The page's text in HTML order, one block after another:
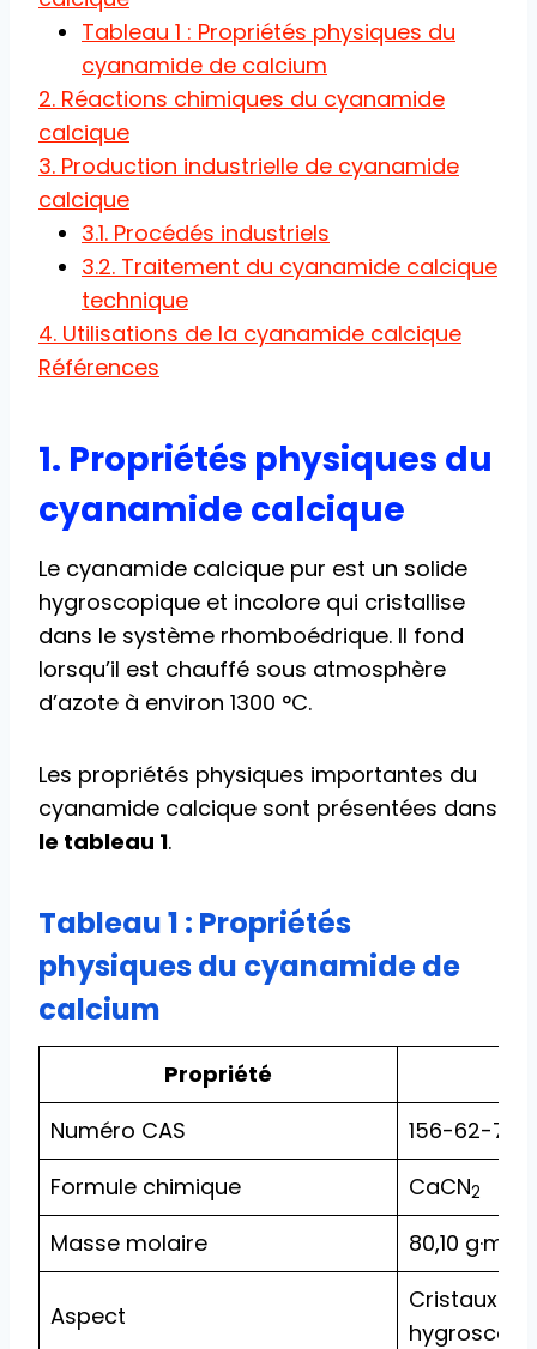
Tableau 1 : Propriétés physiques du
cyanamide de calcium
2. Réactions chimiques du cyanamide
calcique
3. Production industrielle de cyanamide
calcique
3.1. Procédés industriels
3.2. Traitement du cyanamide calcique
technique
4. Utilisations de la cyanamide calcique
Références
1. Propriétés physiques du
cyanamide calcique
Le cyanamide calcique pur est un solide
hygroscopique et incolore qui cristallise
dans le système rhomboédrique. Il fond
lorsqu’il est chauffé sous atmosphère
d’azote à environ 1300 °C.
Les propriétés physiques importantes du
cyanamide calcique sont présentées dans
le tableau 1.
Tableau 1 : Propriétés
physiques du cyanamide de
calcium
Propriété
Numéro CAS
156-62-7
Formule chimique
CaCN2
Masse molaire 80,10 g·mol
Aspect
Cristaux